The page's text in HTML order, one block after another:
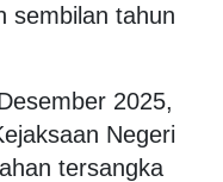
sembilan tahun
2025,
Negeri
tersangka